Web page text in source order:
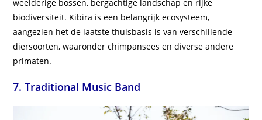
weelderige bossen, bergachtige landschap en rijke
biodiversiteit. Kibira is een belangrijk ecosysteem,
aangezien het de laatste thuisbasis is van verschillende
diersoorten, waaronder chimpansees en diverse andere
primaten.
7. Traditional Music Band